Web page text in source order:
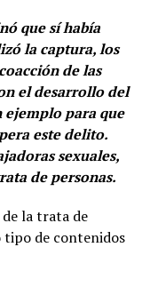
que sí había
la captura, los
de las
el desarrollo del
ejemplo para que
este delito.
sexuales,
de personas.
la trata de
tipo de contenidos